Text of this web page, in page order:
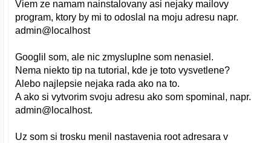
Viem ze namam nainstalovany asi nejaky mailovy
program, ktory by mi to odoslal na moju adresu napr.
admin@localhost
Googlil som, ale nic zmysluplne som nenasiel.
Nema niekto tip na tutorial, kde je toto vysvetlene?
Alebo najlepsie nejaka rada ako na to.
A ako si vytvorim svoju adresu ako som spominal, napr.
admin@localhost.
Uz som si trosku menil nastavenia root adresara v